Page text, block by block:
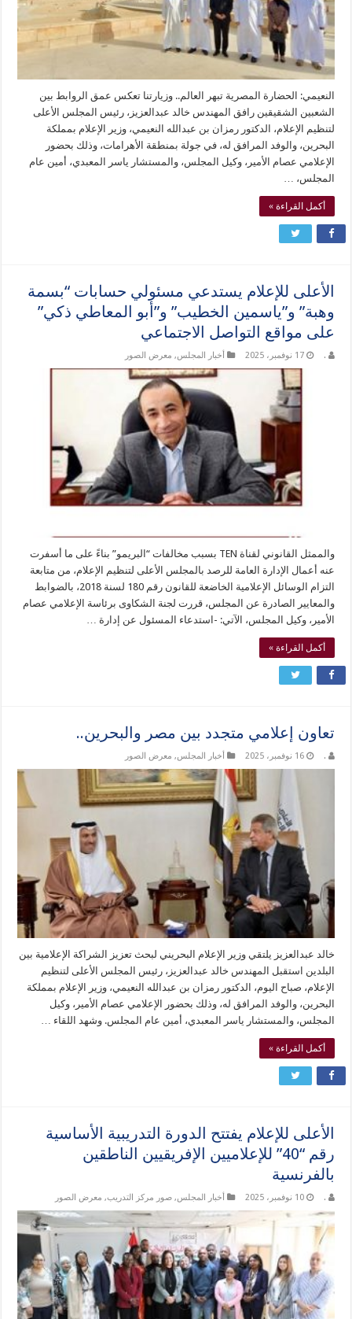
النعيمي: الحضارة المصرية تبهر العالم.. وزيارتنا تعكس عمق الروابط بين
الشعبين الشقيقين رافق المهندس خالد عبدالعزيز، رئيس المجلس الأعلى
لتنظيم الإعلام، الدكتور رمزان بن عبدالله النعيمي، وزير الإعلام بمملكة
البحرين، والوفد المرافق له، في جولة بمنطقة الأهرامات، وذلك بحضور
الإعلامي عصام الأمير، وكيل المجلس، والمستشار ياسر المعبدي، أمين عام
المجلس، …
أكمل القراءة »
الأعلى للإعلام يستدعي مسئولي حسابات “بسمة
وهبة” و”ياسمين الخطيب” و”أبو المعاطي ذكي”
على مواقع التواصل الاجتماعي
. 17 نوفمبر، 2025 أخبار المجلس, معرض الصور
والممثل القانوني لقناة TEN بسبب مخالفات “البريمو” بناءً على ما أسفرت
عنه أعمال الإدارة العامة للرصد بالمجلس الأعلى لتنظيم الإعلام، من متابعة
التزام الوسائل الإعلامية الخاضعة للقانون رقم 180 لسنة 2018، بالضوابط
والمعايير الصادرة عن المجلس، قررت لجنة الشكاوى برئاسة الإعلامي عصام
الأمير، وكيل المجلس، الآتي: -استدعاء المسئول عن إدارة …
أكمل القراءة »
تعاون إعلامي متجدد بين مصر والبحرين..
. 16 نوفمبر، 2025 أخبار المجلس, معرض الصور
خالد عبدالعزيز يلتقي وزير الإعلام البحريني لبحث تعزيز الشراكة الإعلامية بين
البلدين استقبل المهندس خالد عبدالعزيز، رئيس المجلس الأعلى لتنظيم
الإعلام، صباح اليوم، الدكتور رمزان بن عبدالله النعيمي، وزير الإعلام بمملكة
البحرين، والوفد المرافق له، وذلك بحضور الإعلامي عصام الأمير، وكيل
المجلس، والمستشار ياسر المعبدي، أمين عام المجلس. وشهد اللقاء …
أكمل القراءة »
الأعلى للإعلام يفتتح الدورة التدريبية الأساسية
رقم “40” للإعلاميين الإفريقيين الناطقين
بالفرنسية
. 10 نوفمبر، 2025 أخبار المجلس, صور مركز التدريب, معرض الصور